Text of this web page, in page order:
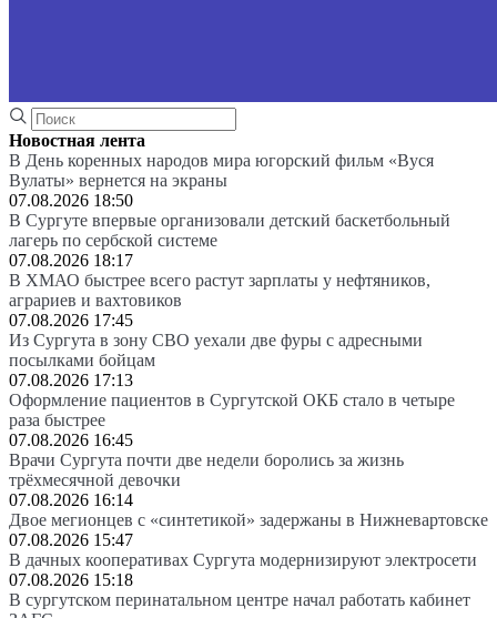
Новостная лента
В День коренных народов мира югорский фильм «Вуся
Вулаты» вернется на экраны
07.08.2026 18:50
В Сургуте впервые организовали детский баскетбольный
лагерь по сербской системе
07.08.2026 18:17
В ХМАО быстрее всего растут зарплаты у нефтяников,
аграриев и вахтовиков
07.08.2026 17:45
Из Сургута в зону СВО уехали две фуры с адресными
посылками бойцам
07.08.2026 17:13
Оформление пациентов в Сургутской ОКБ стало в четыре
раза быстрее
07.08.2026 16:45
Врачи Сургута почти две недели боролись за жизнь
трёхмесячной девочки
07.08.2026 16:14
Двое мегионцев с «синтетикой» задержаны в Нижневартовске
07.08.2026 15:47
В дачных кооперативах Сургута модернизируют электросети
07.08.2026 15:18
В сургутском перинатальном центре начал работать кабинет